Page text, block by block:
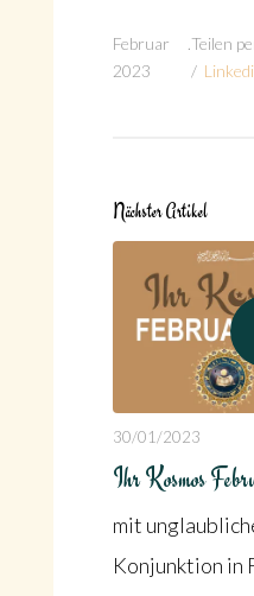
Februar
2023
.Teilen
/
Nächster Artikel
30/01/2023
Ihr Kosmos
mit
Konjunktion in